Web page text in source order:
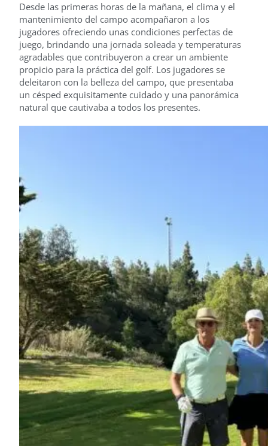
Desde las primeras horas de la mañana, el clima y el
mantenimiento del campo acompañaron a los
jugadores ofreciendo unas condiciones perfectas de
juego, brindando una jornada soleada y temperaturas
agradables que contribuyeron a crear un ambiente
propicio para la práctica del golf. Los jugadores se
deleitaron con la belleza del campo, que presentaba
un césped exquisitamente cuidado y una panorámica
natural que cautivaba a todos los presentes.